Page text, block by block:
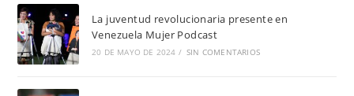
La juventud revolucionaria presente en
Venezuela Mujer Podcast
20 DE MAYO DE 2024 / SIN COMENTARIOS